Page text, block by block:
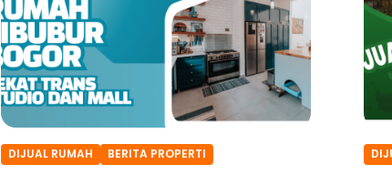
DIJUAL RUMAH BERITA PROPERTI